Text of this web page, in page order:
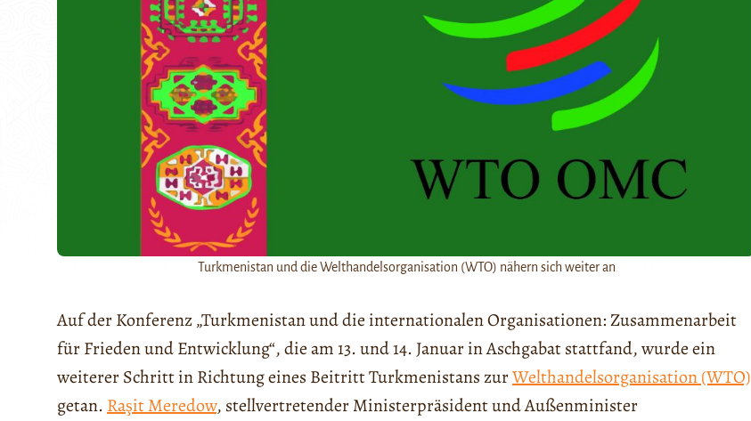
Turkmenistan und die Welthandelsorganisation (WTO) nähern sich weiter an
Auf der Konferenz „Turkmenistan und die internationalen Organisationen: Zusammenarbeit
für Frieden und Entwicklung“, die am 13. und 14. Januar in Aschgabat stattfand, wurde ein
weiterer Schritt in Richtung eines Beitritt Turkmenistans zurWelthandelsorganisation (WTO)
getan.Raşit Meredow, stellvertretender Ministerpräsident und Außenminister